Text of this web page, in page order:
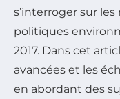
s’interroger sur
politiques
2017. Dans cet
avancées et les
en abordant des